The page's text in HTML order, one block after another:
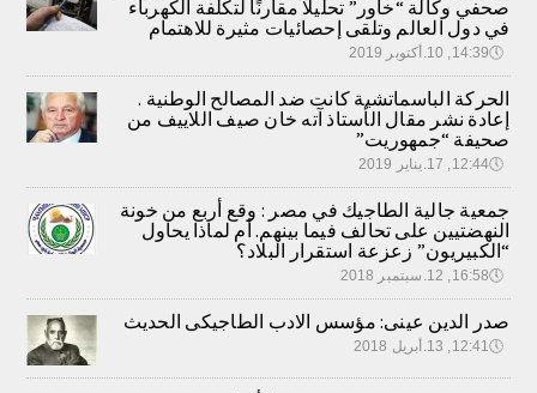
صحفي وكالة “خاور” تحليلًا مقارنًا لتكلفة الكهرباء
في دول العالم وتلقى إحصائيات مثيرة للاهتمام
🕔14:39, 10.أكتوبر 2019
الحركة الباسماتشية كانت ضد المصالح الوطنية .
إعادة نشر مقال الأستاذ آته خان صيف اللاييف من
صحيفة “جمهوريت”
🕔12:44, 17.يناير 2019
جمعية جالية الطاجيك في مصر : وقع أربع من خونة
النهضتيين على تحالف فيما بينهم. أم لماذا يحاول
“الكبيريون” زعزعة استقرار البلاد؟
🕔16:58, 12.سبتمبر 2018
صدر الدين عينى: مؤسس الادب الطاجيكى الحديث
🕔12:41, 13.أبريل 2018